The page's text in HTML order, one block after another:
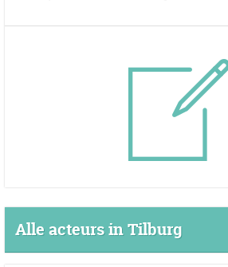
Alle acteurs in Tilburg